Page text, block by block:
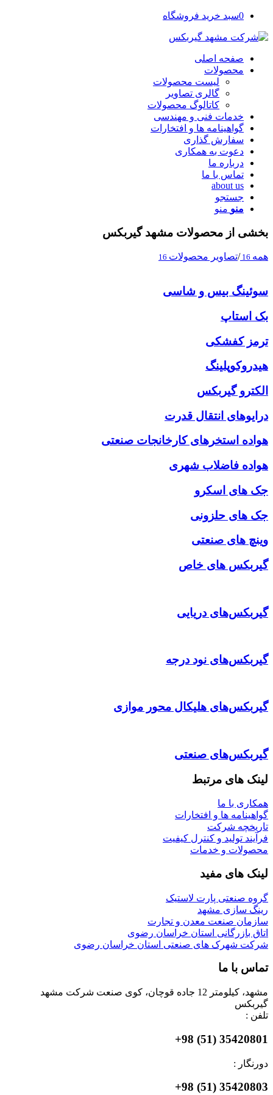
0سبد خرید فروشگاه
صفحه اصلی
محصولات
لیست محصولات
گالری تصاویر
کاتالوگ محصولات
خدمات فنی و مهندسی
گواهینامه ها و افتخارات
سفارش گذاری
دعوت به همکاری
درباره ما
تماس با ما
about us
جستجو
منو منو
بخشی از محصولات مشهد گیربکس
همه /تصاویر محصولات
سوئینگ بیس و شاسی
بک استاپ
ترمز کفشکی
هیدروکوپلینگ
الکترو گیربکس
درایوهای انتقال قدرت
هواده استخرهای کارخانجات صنعتی
هواده فاضلاب شهری
جک های اسکرو
جک های حلزونی
وینچ های صنعتی
گیربکس های خاص
گیربکس‌های دریایی
گیربکس‌های نود درجه
گیربکس‌های هلیکال محور موازی
گیربکس‌های صنعتی
لینک های مرتبط
همکاری با ما
گواهینامه ها و افتخارات
تاریخچه شرکت
فرآیند تولید و کنترل کیفیت
محصولات و خدمات
لینک های مفید
گروه صنعتی پارت لاستیک
رینگ سازی مشهد
سازمان صنعت معدن و تجارت
اتاق بازرگانی استان خراسان رضوی
شرکت شهرک های صنعتی استان خراسان رضوی
تماس با ما
مشهد، کیلومتر 12 جاده قوچان، کوی صنعت شرکت مشهد
گیربکس
تلفن :
35420801 (51) 98+
دورنگار :
35420803 (51) 98+